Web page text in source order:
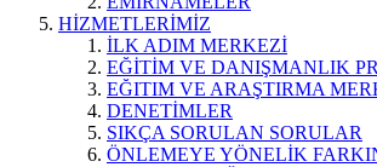
HİZMETLERİMİZ
İLK ADIM MERKEZİ
EĞİTİM VE DANIŞMANLIK
EĞITIM VE ARAŞTIRMA
DENETİMLER
SIKÇA SORULAN SORULAR
ÖNLEMEYE YÖNELİK